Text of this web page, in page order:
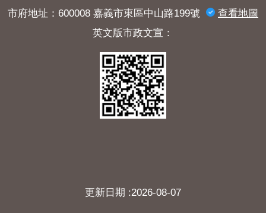
市府地址：600008 嘉義市東區中山路199號
查看地圖
英文版市政文宣：
更新日期 2026-08-07